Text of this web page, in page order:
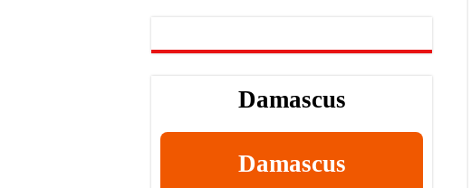
Damascus
Damascus